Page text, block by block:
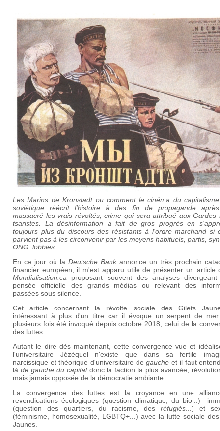
Les Marins de Kronstadt ou comment le cinéma du
soviétique réécrit l'histoire à des fin de propagande
massacré les vrais révoltés, crime qui sera attribué aux Gardes
tsaristes. La désinformation à fait de gros progrès en
toujours plus du discours des résistants à l'ordre marchand si
parvient pas à les circonvenir par les moyens habituels, partis,
ONG, lobbies...
En ce jour où la Deutsche Bankannonce un très prochain
financier européen, il m'est apparu utile de présenter un article
Mondialisation.ca proposant souvent des analyses
pensée officielle des grands médias ou relevant des
passées sous silence.
Cet article concernant la révolte sociale des Gilets
intéressant à plus d'un titre car il évoque un serpent de mer
plusieurs fois été invoqué depuis octobre 2018, celui de la
des luttes.
Autant le dire dès maintenant, cette convergence vue et
l'universitaire Jézéquel n'existe que dans sa fertile
narcissique et théorique d'universitaire degauche et il faut
là de gauche du capitaldonc la faction la plus avancée,
mais jamais opposée de la démocratie ambiante.
La convergence des luttes est la croyance en une
revendications écologiques (question climatique, du bio...)
(question des quartiers, du racisme, des réfugiés ...) et
(féminisme, homosexualité, LGBTQ+...) avec la lutte sociale
Jaunes.